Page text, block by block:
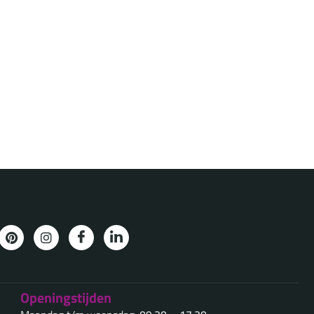
Openingstijden